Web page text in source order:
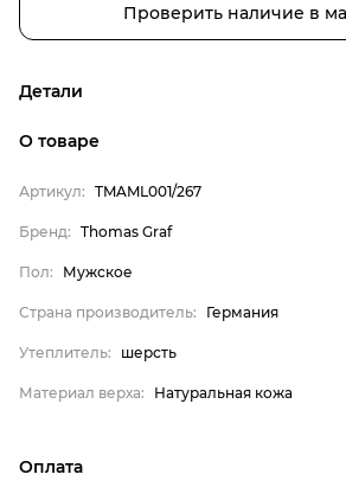
Проверить наличие в
Детали
Пол
Страна производитель
Утеплитель
Материал верха
О товаре
Артикул: TMAML001/267
Бренд: Thomas Graf
Пол: Мужское
Страна производитель: Германия
Утеплитель: шерсть
Материал верха: Натуральная кожа
Оплата